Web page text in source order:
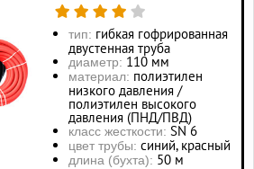
тип: гибкая гофрированная
двустенная труба
диаметр: 110 мм
материал: полиэтилен
низкого давления /
полиэтилен высокого
давления (ПНД/ПВД)
класс жесткости: SN 6
цвет трубы: синий, красный
длина (бухта): 50 м